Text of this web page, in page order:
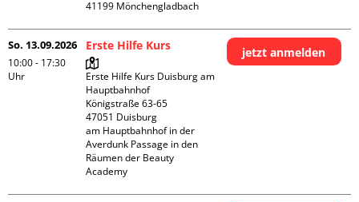
So. 13.09.2026
10:00 - 17:30
Uhr
Erste Hilfe Kurs
Erste Hilfe Kurs Duisburg am
Hauptbahnhof
Königstraße 63-65
47051 Duisburg
am Hauptbahnhof in der
Averdunk Passage in den
Räumen der Beauty
Academy
jetzt anmelden